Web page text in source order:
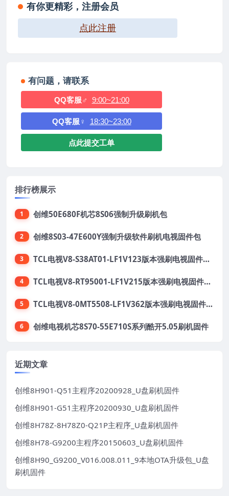
有你更精彩，注册会员
点此注册
有问题，请联系
QQ客服♂ 9:00~21:00
QQ客服♀ 18:30~23:00
点此提交工单
排行榜展示
1 创维50E680F机芯8S06强制升级刷机包
2 创维8S03-47E600Y强制升级软件刷机电视固件包
3 TCL电视V8-S38AT01-LF1V123版本强刷电视固件包下载
4 TCL电视V8-RT95001-LF1V215版本强刷电视固件包下载
5 TCL电视V8-0MT5508-LF1V362版本强刷电视固件包下载
6 创维电视机芯8S70-55E710S系列酷开5.05刷机固件
近期文章
创维8H901-Q51主程序20200928_U盘刷机固件
创维8H901-G51主程序20200930_U盘刷机固件
创维8H78Z-8H78Z0-Q21P主程序_U盘刷机固件
创维8H78-G9200主程序20150603_U盘刷机固件
创维8H90_G9200_V016.008.011_9本地OTA升级包_U盘
刷机固件